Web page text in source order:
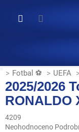
obsah
Fotbal ⚽ UEFA
2025/2026
RONALDO
4209
Průměrné
Neohodnoceno